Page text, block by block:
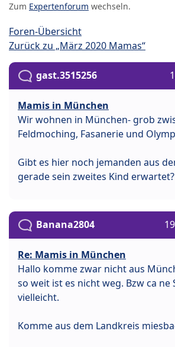
Zum Expertenforum wechseln.
Foren-Übersicht
Zurück zu „März 2020 Mamas“
gast.3515256
Mamis in München
Wir wohnen in München- grob
Feldmoching, Fasanerie und
Gibt es hier noch jemanden aus
gerade sein zweites Kind erwartet?
Banana2804
Re: Mamis in München
Hallo komme zwar nicht aus
so weit ist es nicht weg. Bzw ca ne
vielleicht.
Komme aus dem Landkreis